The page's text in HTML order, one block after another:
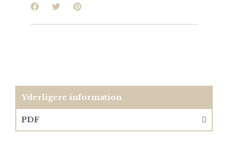
Yderligere information
PDF